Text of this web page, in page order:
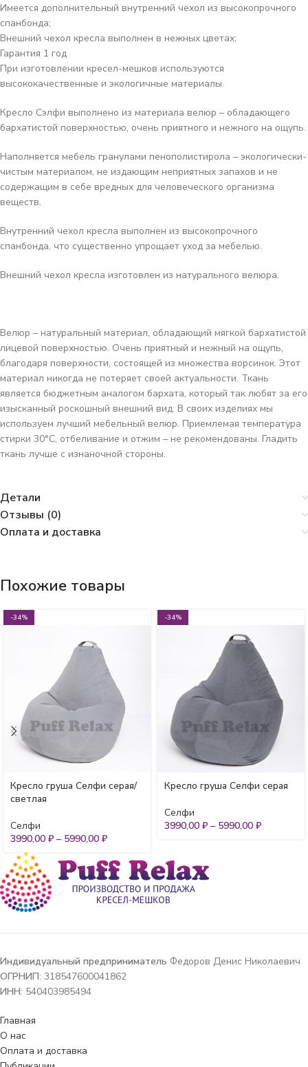
Имеется дополнительный внутренний чехол из высокопрочного
спанбонда;
Внешний чехол кресла выполнен в нежных цветах;
Гарантия 1 год
При изготовлении кресел-мешков используются
высококачественные и экологичные материалы.
Кресло Сэлфи выполнено из материала велюр – обладающего
бархатистой поверхностью, очень приятного и нежного на ощупь.
Наполняется мебель гранулами пенополистирола – экологически-
чистым материалом, не издающим неприятных запахов и не
содержащим в себе вредных для человеческого организма
веществ.
Внутренний чехол кресла выполнен из высокопрочного
спанбонда, что существенно упрощает уход за мебелью.
Внешний чехол кресла изготовлен из натурального велюра.
Велюр – натуральный материал, обладающий мягкой бархатистой
лицевой поверхностью. Очень приятный и нежный на ощупь,
благодаря поверхности, состоящей из множества ворсинок. Этот
материал никогда не потеряет своей актуальности. Ткань
является бюджетным аналогом бархата, который так любят за его
изысканный роскошный внешний вид. В своих изделиях мы
используем лучший мебельный велюр. Приемлемая температура
стирки 30°C, отбеливание и отжим – не рекомендованы. Гладить
ткань лучше с изнаночной стороны.
Детали
Отзывы (0)
Оплата и доставка
Похожие товары
-34%
Кресло груша Селфи серая/
светлая
Селфи
3990,00 ₽ – 5990,00 ₽
-34%
Кресло груша Селфи серая
Селфи
3990,00 ₽ – 5990,00 ₽
Индивидуальный предприниматель Федоров Денис Николаевич
ОГРНИП: 318547600041862
ИНН: 540403985494
Главная
О нас
Оплата и доставка